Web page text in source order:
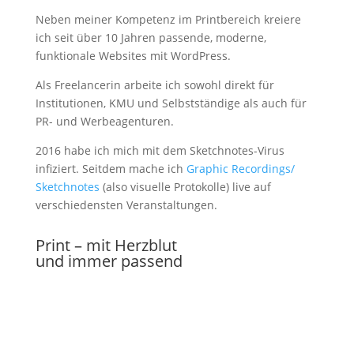
Neben meiner Kompetenz im Printbereich kreiere
ich seit über 10 Jahren passende, moderne,
funktionale Websites mit WordPress.
Als Freelancerin arbeite ich sowohl direkt für
Institutionen, KMU und Selbstständige als auch für
PR- und Werbeagenturen.
2016 habe ich mich mit dem Sketchnotes-Virus
infiziert. Seitdem mache ich Graphic Recordings/
Sketchnotes (also visuelle Protokolle) live auf
verschiedensten Veranstaltungen.
Print – mit Herzblut
und immer passend